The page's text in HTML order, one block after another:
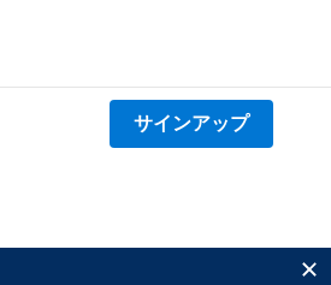
サインアップ